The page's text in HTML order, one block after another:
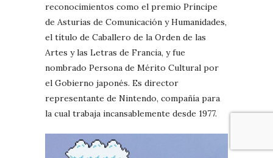
reconocimientos como el premio Príncipe
de Asturias de Comunicación y Humanidades,
el título de Caballero de la Orden de las
Artes y las Letras de Francia, y fue
nombrado Persona de Mérito Cultural por
el Gobierno japonés. Es director
representante de Nintendo, compañía para
la cual trabaja incansablemente desde 1977.